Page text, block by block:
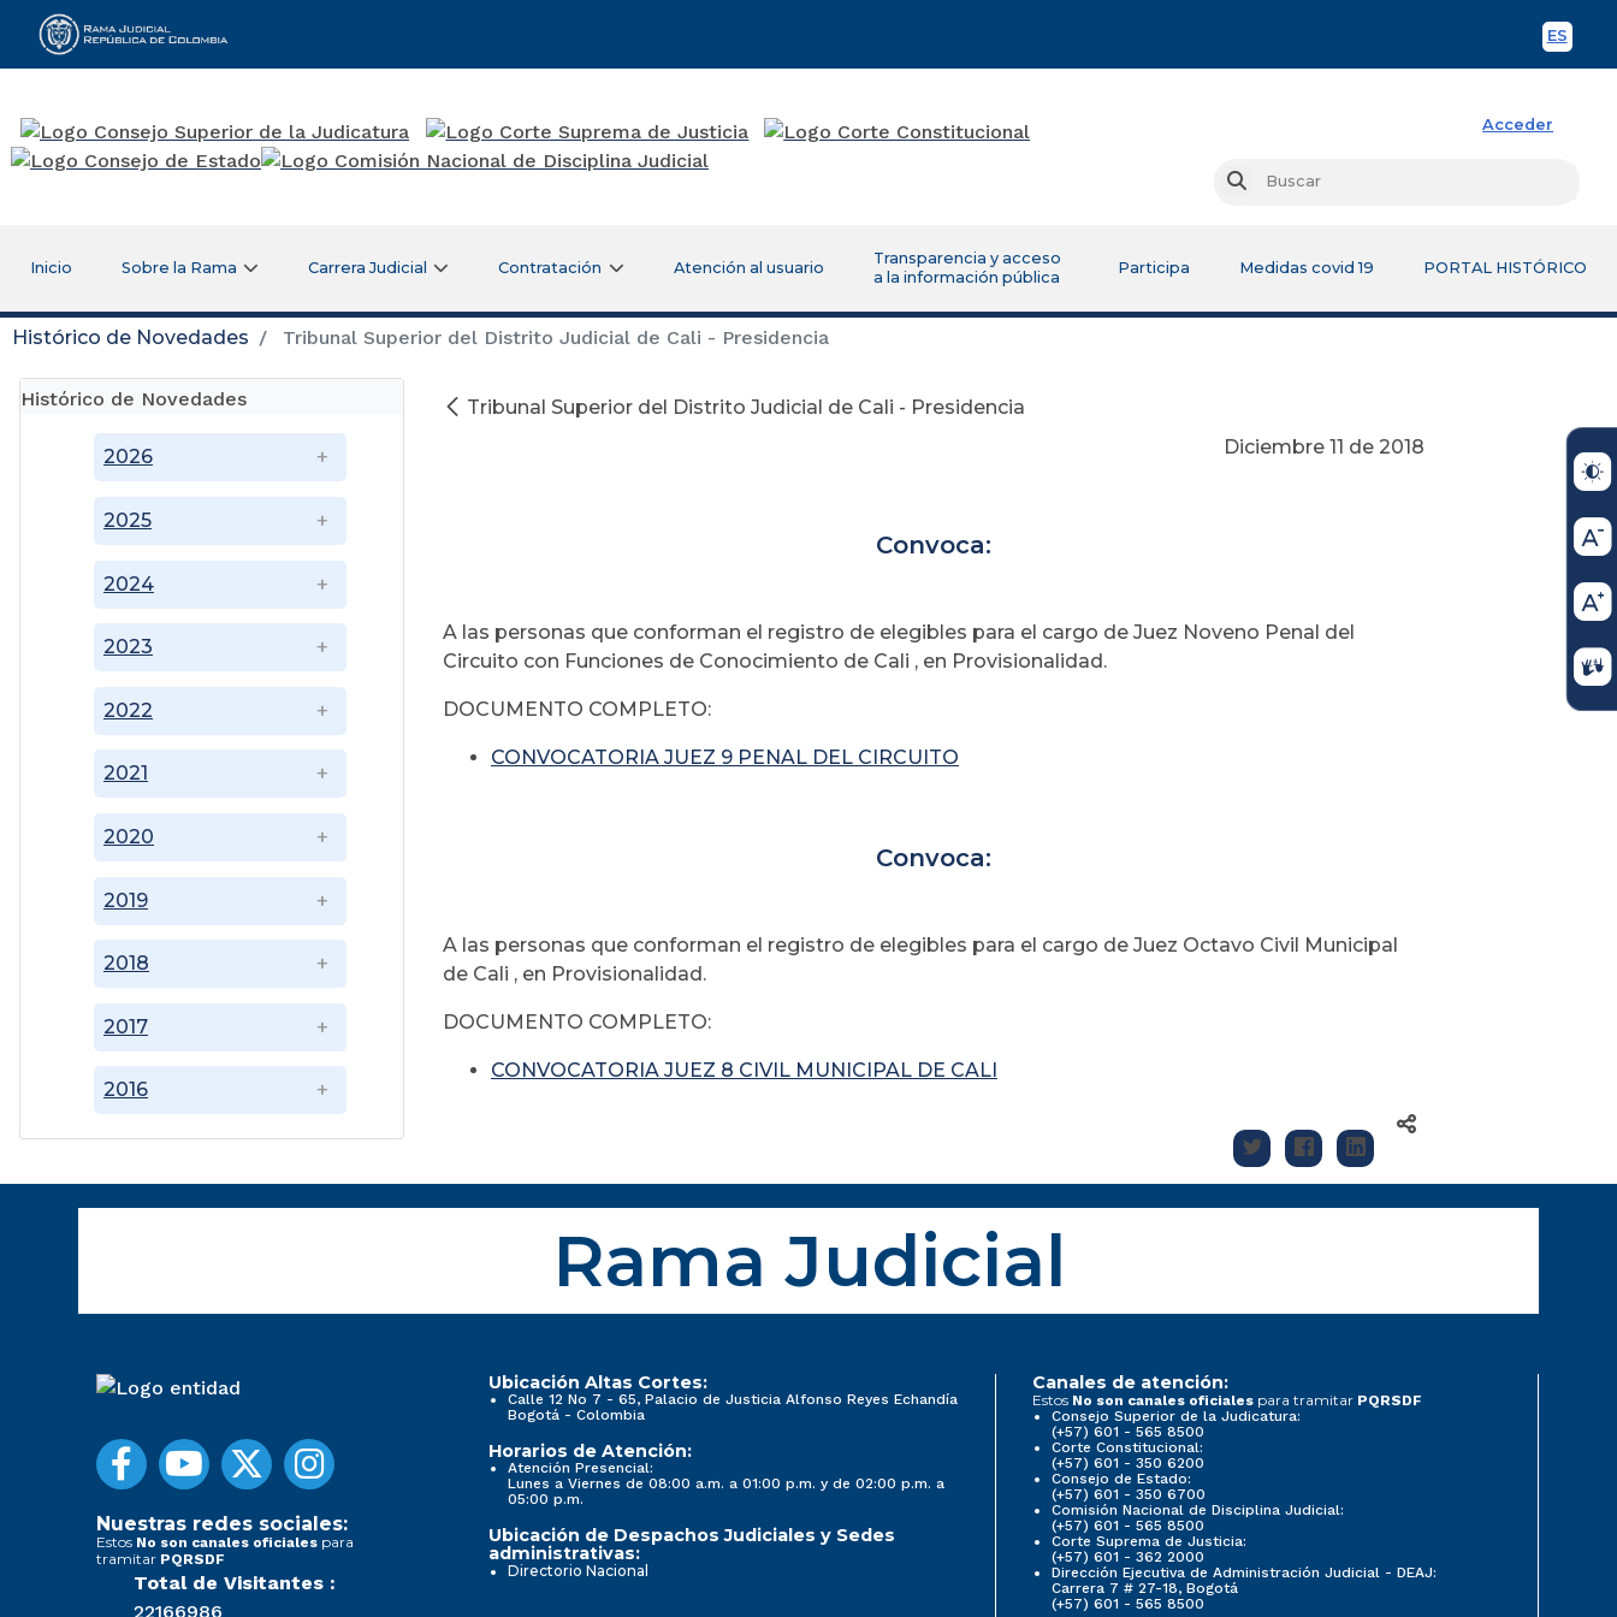
ES
Rama Judicial
Acceder
Buscar
Inicio Sobre la Rama Carrera Judicial Contratación Atención al usuario
Transparencia y acceso
a la información pública
Participa Medidas covid 19 PORTAL HISTÓRICO
Histórico de Novedades Tribunal Superior del Distrito Judicial de Cali - Presidencia
Histórico de Novedades
2016
2017
2018
2019
2020
2021
2022
2023
2024
2025
2026
Tribunal Superior del Distrito Judicial de Cali - Presidencia
Diciembre 11 de 2018
Convoca:
A las personas que conforman el registro de elegibles para el cargo de Juez Noveno Penal del
Circuito con Funciones de Conocimiento de Cali , en Provisionalidad.
DOCUMENTO COMPLETO:
CONVOCATORIA JUEZ 9 PENAL DEL CIRCUITO
Convoca:
A las personas que conforman el registro de elegibles para el cargo de Juez Octavo Civil Municipal
de Cali , en Provisionalidad.
DOCUMENTO COMPLETO:
CONVOCATORIA JUEZ 8 CIVIL MUNICIPAL DE CALI
Rama Judicial
Nuestras redes sociales:
Estos No son canales oficiales para
tramitar PQRSDF
Total de Visitantes :
22166986
Ubicación Altas Cortes:
Calle 12 No 7 - 65, Palacio de Justicia Alfonso Reyes Echandía
Bogotá - Colombia
Horarios de Atención:
Atención Presencial:
Lunes a Viernes de 08:00 a.m. a 01:00 p.m. y de 02:00 p.m. a
05:00 p.m.
Ubicación de Despachos Judiciales y Sedes
administrativas:
Directorio Nacional
Canales de atención:
Estos No son canales oficiales para tramitar PQRSDF
Consejo Superior de la Judicatura:
(+57) 601 - 565 8500
Corte Constitucional:
(+57) 601 - 350 6200
Consejo de Estado:
(+57) 601 - 350 6700
Comisión Nacional de Disciplina Judicial:
(+57) 601 - 565 8500
Corte Suprema de Justicia:
(+57) 601 - 362 2000
Dirección Ejecutiva de Administración Judicial - DEAJ:
Carrera 7 # 27-18, Bogotá
(+57) 601 - 565 8500